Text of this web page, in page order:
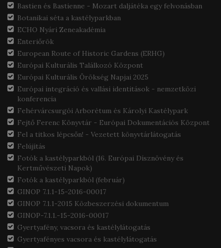
Bastien és Bastienne - Mozart daljátéka egy felvonásban
Botanikai séta a kastélyparkban
ECHO Nyári Zeneakadémia
Enteriőrök
European Route of Historic Gardens (ERHG)
Európai Kulturális Találkozó Központ
Európai Kulturális Örökség Napjai 2025
Európai integráció és vallási identitások - nemzetközi
konferencia
Fehérvárcsurgói Arborétum és Károlyi Kastélypark
Fejtő Ferenc Könyvtár - Európai Dokumentációs Központ
Fel a titkos lépcsőn! - Vezetett könyvtárlátogatás
Felújítás
Fotók a kastélyparkból (16. Európai Dísznövény és
Kertművészeti Napok)
Fotók a kastélyparkból (február)
GINOP 7.1.1-15-2016-00017
GINOP 7.1.1-2015 Közbeszerzési dokumentum
GINOP-7.1.1.-15-2016-00017
Gyertyafény, vacsora és kastélylátogatás
Gyertyafényes vacsora és kastélylátogatás